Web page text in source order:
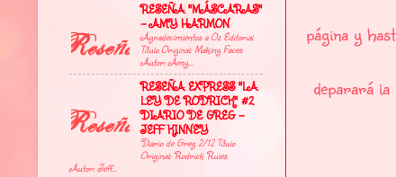
página y
deparará la
RESEÑA "MÁSCARAS"
- AMY HARMON
Agradecimientos a Oz Editorial
Título Original: Making Faces
Autor: Amy...
RESEÑA EXPRESS "LA
LEY DE RODRICK" #2
DIARIO DE GREG -
JEFF KINNEY
Diario de Greg 2/12 Título
Original: Rodrick Rules
Autor: Jeff...